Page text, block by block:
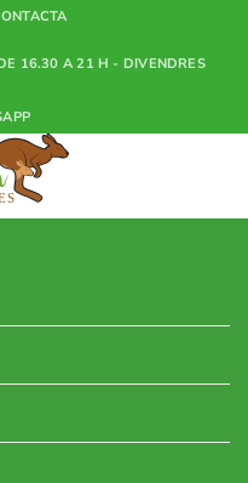
16.30 A 21 H - DIVENDRES